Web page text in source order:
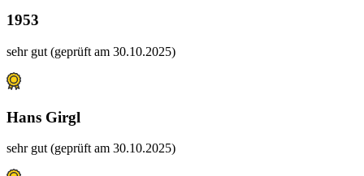
1953
sehr gut (geprüft am 30.10.2025)
Hans Girgl
sehr gut (geprüft am 30.10.2025)